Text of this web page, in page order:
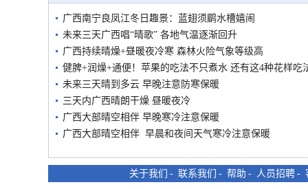
广西南宁良凤江冬日趣景：蓝翅须鹛水槽嬉闹
未来三天广西唱“晴歌” 各地气温逐渐回升
广西持续晴燥+昼暖夜冷寒 森林火险气象等级高
健脾+润燥+通便！苹果的吃法不只煮水 还有这4种花样吃
未来三天晴到多云 早晚注意防寒保暖
三天内广西晴朗干燥 昼暖夜冷
广西大部晴空相伴 早晚寒冷注意保暖
广西大部晴空相伴 早晨和夜间天气寒冷注意保暖
关于我们 - 联系我们 - 帮助 - 人员招聘 -